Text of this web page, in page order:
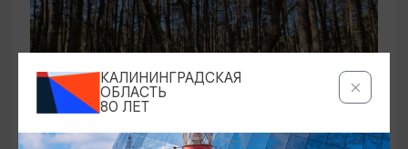
ЭКСКУРСИИ УЧРЕЖДЕНИЙ КУЛЬТУРЫ
КАЛИНИНГРАДСКАЯ
ОБЛАСТЬ
80 ЛЕТ